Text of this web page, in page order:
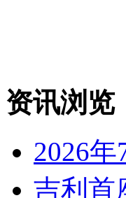
资讯浏览
2026
吉利首